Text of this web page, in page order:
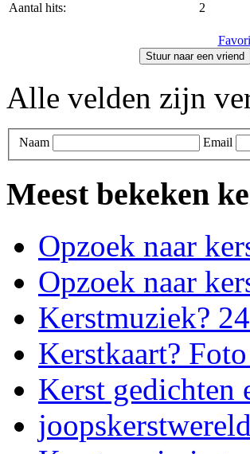
Aantal hits:
2
Stuur naar een vriend
Alle velden zijn
Naam Email
Meest bekeken
Opzoek naar
Opzoek naar
Kerstmuziek?
Kerstkaart?
Kerst gedichten
joopskerstwereld